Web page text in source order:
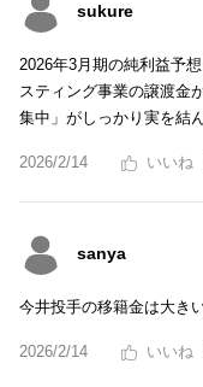
sukure
2026年3月期の純利益予
スティング事業の譲渡金
集中」がしっかり実を結
2026/2/14
sanya
今井投手の移籍金は大き
2026/2/14